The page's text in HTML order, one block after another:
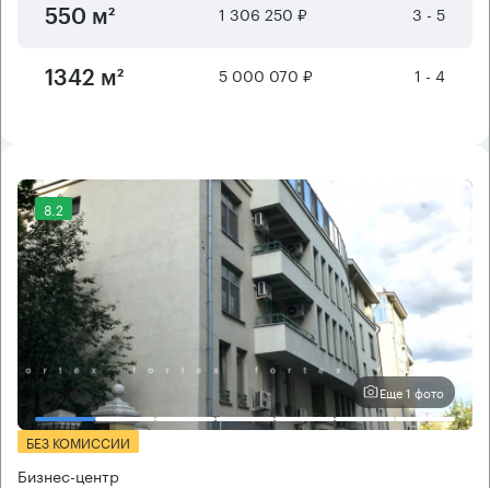
550 м² 1 306 250 ₽ 3 - 5
1342 м² 5 000 070 ₽ 1 - 4
8.2
Еще 1 фото
БЕЗ КОМИССИИ
Бизнес-центр